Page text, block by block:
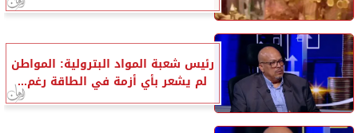
رئيس شعبة المواد البترولية: المواطن
لم يشعر بأي أزمة في الطاقة رغم...